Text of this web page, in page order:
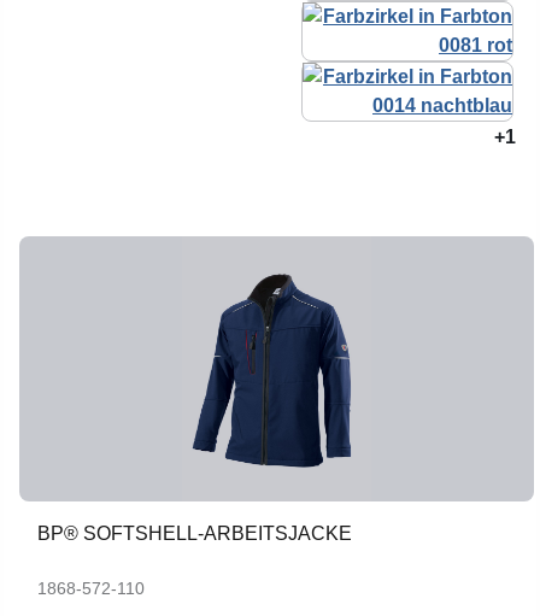
+1
BP® SOFTSHELL-ARBEITSJACKE
1868-572-110